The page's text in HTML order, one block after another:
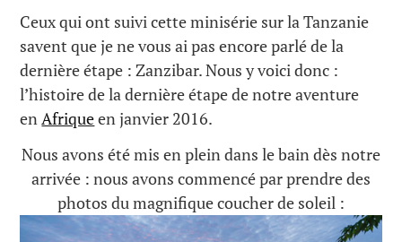
Ceux qui ont suivi cette minisérie sur la Tanzanie
savent que je ne vous ai pas encore parlé de la
dernière étape : Zanzibar. Nous y voici donc :
l’histoire de la dernière étape de notre aventure
en Afriqueen janvier 2016.
Nous avons été mis en plein dans le bain dès notre
arrivée : nous avons commencé par prendre des
photos du magnifique coucher de soleil :